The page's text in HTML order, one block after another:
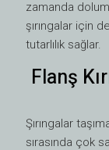
zamanda
şırıngalar için
tutarlılık sağlar.
Flanş
Şırıngalar
sırasında çok